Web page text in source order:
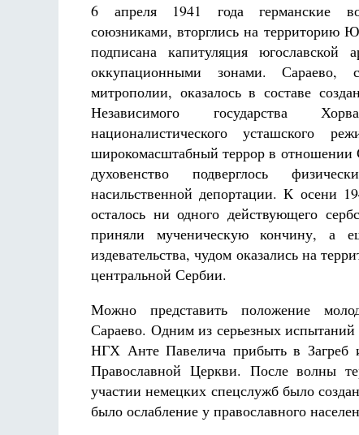
6 апреля 1941 года германские
союзниками, вторглись на территорию
подписана капитуляция югославской
оккупационными зонами. Сараево,
митрополии, оказалось в составе
Независимого государства
националистического усташского
широкомасштабный террор в отношении
духовенство подверглось
насильственной депортации. К осени
осталось ни одного действующего
приняли мученическую кончину, а
издевательства, чудом оказались на
центральной Сербии.
Можно представить положение
Сараево. Одним из серьезных
НГХ Анте Павелича прибыть в Загреб
Православной Церкви. После волны
участии немецких спецслужб было
было ослабление у православного